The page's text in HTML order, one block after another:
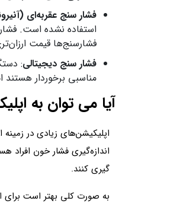
فشار سنج عقربه‌ای
استفاده نشده است.
فشارسنج‌ها قیمت
فشار سنج دیجیتالی:
مناسبی برخوردار هستند
آیا می توان به
اپلیکیشن‌های زیادی در
اندازه‌گیری فشار خون افراد
گیری کنند.
به صورت کلی بهتر است برای